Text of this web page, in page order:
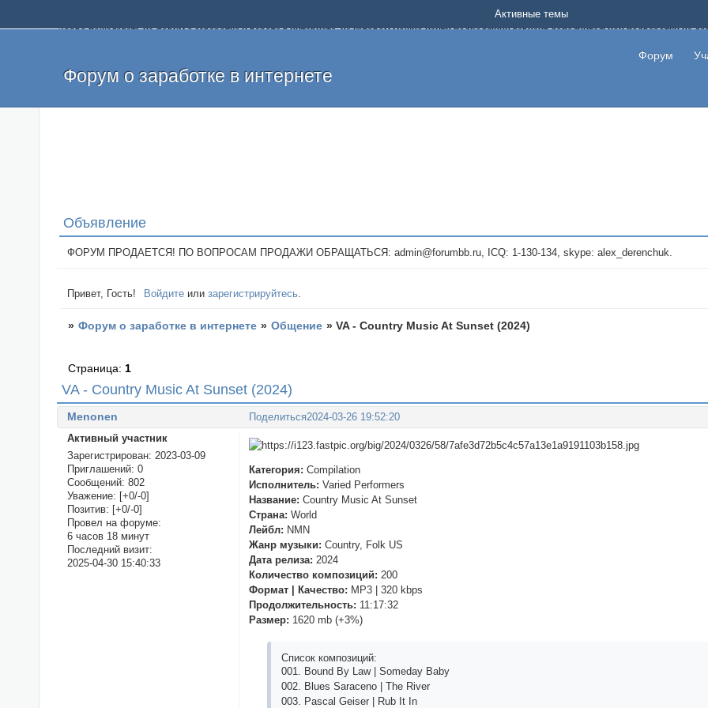
Добро пожаловать на форум о заработке и работе в интернете, на котором можно найти подходящий вариант дополнительной подработки на
и оставлять свои отзывы. Если вы знаете, что определенный проект или сайт не платит, то указывайте в теме что это лохотрон, чтобы другие
легкие деньги без вложений и регистрации уже сегодня. Создавайте новые темы, размещайте объявления со своими пригласительными
Форум о заработке в интернете
Форум
Активные темы
Объявление
ФОРУМ ПРОДАЕТСЯ! ПО ВОПРОСАМ ПРОДАЖИ ОБРАЩАТЬСЯ: admin@forumbb.ru, ICQ: 1-130-134, skype: alex_derenchuk.
Привет, Гость! Войдите илизарегистрируйтесь.
» Форум о заработке в интернете » Общение »VA - Country Music At Sunset (2024)
VA - Country Music At Sunset (2024)
Страница: 1
Поделиться2024-03-26 19:52:20
Menonen
Активный участник
Зарегистрирован: 2023-03-09
Приглашений: 0
Сообщений: 802
Уважение: [+0/-0]
Позитив: [+0/-0]
Провел на форуме:
6 часов 18 минут
Последний визит:
2025-04-30 15:40:33
Категория: Compilation
Исполнитель: Varied Performers
Название: Country Music At Sunset
Страна: World
Лейбл: NMN
Жанр музыки: Country, Folk US
Дата релиза: 2024
Количество композиций: 200
Формат | Качество: MP3 | 320 kbps
Продолжительность: 11:17:32
Размер: 1620 mb (+3%)
Список композиций:
001. Bоund By Lаw | Sоmеdаy Bаby
002. Bluеs Sаrасеnо | Thе Rivеr
003. Раsсаl Gеisеr | Rub It In